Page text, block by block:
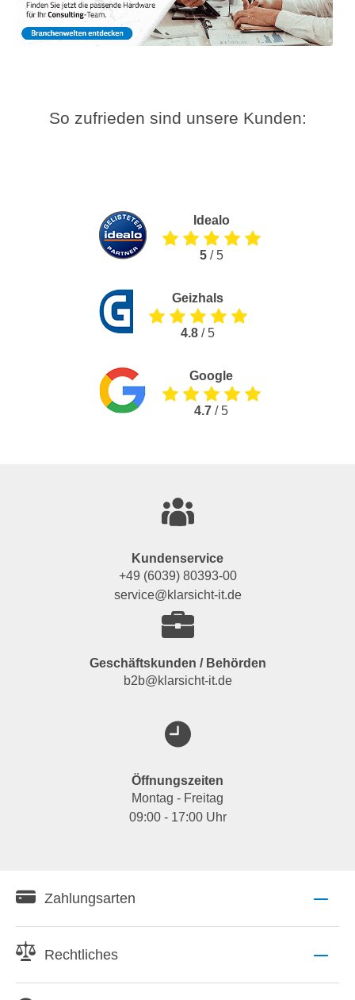
So zufrieden sind unsere Kunden:
Idealo
5/ 5
Geizhals
4.8 / 5
Google
4.7 / 5
Kundenservice
+49 (6039) 80393-00
service@klarsicht-it.de
Geschäftskunden / Behörden
b2b@klarsicht-it.de
Öffnungszeiten
Montag - Freitag
09:00 - 17:00 Uhr
Zahlungsarten
Rechtliches